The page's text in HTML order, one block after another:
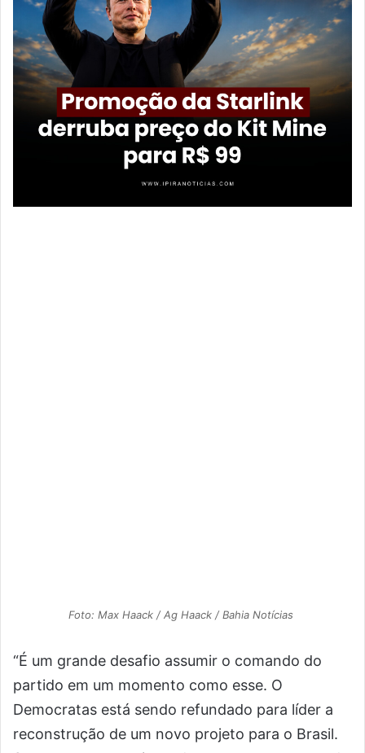
Foto: Max Haack / Ag Haack / Bahia Notícias
“É um grande desafio assumir o comando do
partido em um momento como esse. O
Democratas está sendo refundado para líder a
reconstrução de um novo projeto para o Brasil.